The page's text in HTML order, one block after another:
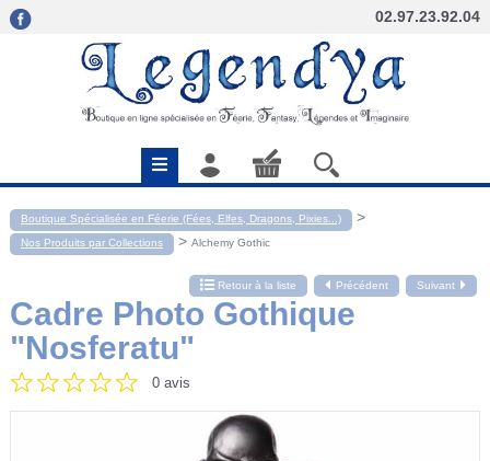
02.97.23.92.04
Boutique Spécialisée en Féerie (Fées, Elfes, Dragons, Pixies...) >
Nos Produits par Collections > Alchemy Gothic
Retour à la liste Précédent Suivant
Cadre Photo Gothique
"Nosferatu"
0 avis